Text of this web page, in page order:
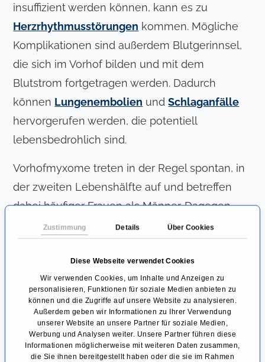
Zustimmung Details Über Cookies
Diese Webseite verwendet Cookies
Wir verwenden Cookies, um Inhalte und Anzeigen zu
personalisieren, Funktionen für soziale Medien anbieten zu
können und die Zugriffe auf unsere Website zu analysieren.
Außerdem geben wir Informationen zu Ihrer Verwendung
unserer Website an unsere Partner für soziale Medien,
Werbung und Analysen weiter. Unsere Partner führen diese
Informationen möglicherweise mit weiteren Daten zusammen,
die Sie ihnen bereitgestellt haben oder die sie im Rahmen
insuffizient werden können, kann es zu
Herzrhythmusstörungen kommen. Mögliche
Komplikationen sind außerdem Blutgerinnsel,
die sich im Vorhof bilden und mit dem
Blutstrom fortgetragen werden. Dadurch
können Lungenembolien undSchlaganfälle
hervorgerufen werden, die potentiell
lebensbedrohlich sind.
Vorhofmyxome treten in der Regel spontan, in
der zweiten Lebenshälfte auf und betreffen
dabei häufiger Frauen als Männer. Dagegen
zeigt sich die erbliche Variante auch im
mit einem vererbten Symptomkomplex stehen.
Dieser seltene Symptomkomplex, auch
Carneykomplex genannt, geht mit Tumoren am
Herzen, der Haut und der Brust, sowie
speziellen Muttermalen und hormonellen
Funktionsstörungen der Nebennierenrinde